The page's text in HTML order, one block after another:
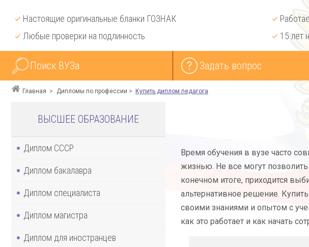
Настоящие оригинальные бланки ГОЗНАК
Любые проверки на подлинность
15 лет
Поиск ВУЗа Задать вопрос
Главная Дипломы по профессии Купить диплом педагога
ВЫСШЕЕ ОБРАЗОВАНИЕ
Диплом СССР
Диплом бакалавра
Диплом специалиста
Диплом магистра
Диплом для иностранцев
Время обучения в вузе часто
жизнью. Не все могут позволить
конечном итоге, приходится
альтернативное решение.
своими знаниями и опытом с
как это работает и как начать